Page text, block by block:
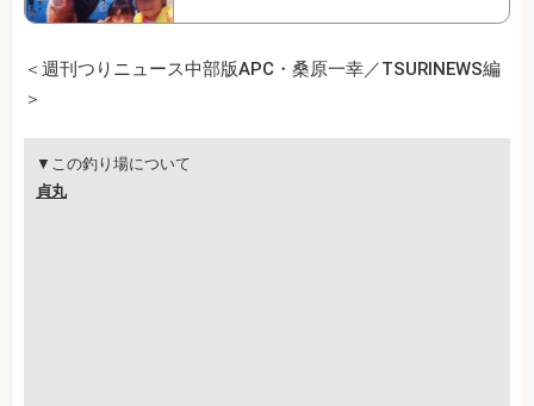
＜週刊つりニュース中部版APC・桑原一幸／TSURINEWS編
＞
▼この釣り場について
貞丸